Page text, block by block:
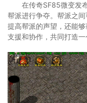
在传奇SF85微变发
帮派进行争夺。帮派之
提高帮派的声望，还能
支援和协作，共同打造一